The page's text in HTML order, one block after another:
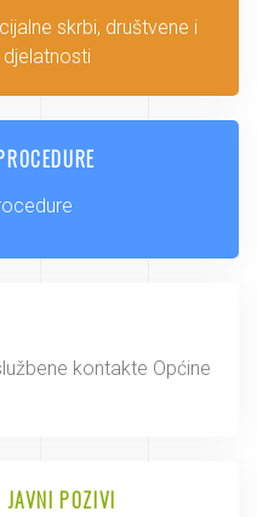
skrbi, društvene i
djelatnosti
kontakte Općine
JAVNI POZIVI